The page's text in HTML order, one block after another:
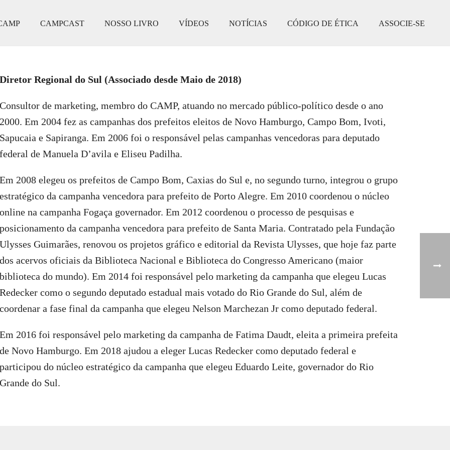
CAMPCAST NOSSO LIVRO VÍDEOS NOTÍCIAS CÓDIGO DE ÉTICA ASSOCIE-SE
Diretor Regional do Sul (Associado desde Maio de 2018)
Consultor de marketing, membro do CAMP, atuando no mercado público-político desde o ano
2000. Em 2004 fez as campanhas dos prefeitos eleitos de Novo Hamburgo, Campo Bom, Ivoti,
Sapucaia e Sapiranga. Em 2006 foi o responsável pelas campanhas vencedoras para deputado
federal de Manuela D’avila e Eliseu Padilha.
Em 2008 elegeu os prefeitos de Campo Bom, Caxias do Sul e, no segundo turno, integrou o grupo
estratégico da campanha vencedora para prefeito de Porto Alegre. Em 2010 coordenou o núcleo
online na campanha Fogaça governador. Em 2012 coordenou o processo de pesquisas e
posicionamento da campanha vencedora para prefeito de Santa Maria. Contratado pela Fundação
Ulysses Guimarães, renovou os projetos gráfico e editorial da Revista Ulysses, que hoje faz parte
dos acervos oficiais da Biblioteca Nacional e Biblioteca do Congresso Americano (maior
biblioteca do mundo). Em 2014 foi responsável pelo marketing da campanha que elegeu Lucas
Redecker como o segundo deputado estadual mais votado do Rio Grande do Sul, além de
coordenar a fase final da campanha que elegeu Nelson Marchezan Jr como deputado federal.
Em 2016 foi responsável pelo marketing da campanha de Fatima Daudt, eleita a primeira prefeita
de Novo Hamburgo. Em 2018 ajudou a eleger Lucas Redecker como deputado federal e
participou do núcleo estratégico da campanha que elegeu Eduardo Leite, governador do Rio
Grande do Sul.